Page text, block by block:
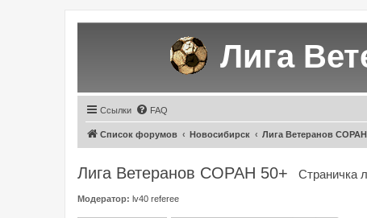
Лига
Ссылки FAQ
Список форумов Новосибирск Лига Ветеранов СОРАН
Лига Ветеранов СОРАН 50+ Страничка
Модератор: lv40 referee